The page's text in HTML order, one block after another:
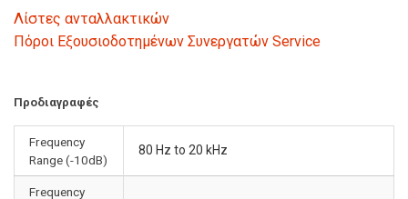
Λίστες ανταλλακτικών
Πόροι Εξουσιοδοτημένων Συνεργατών Service
Προδιαγραφές
Frequency
Range (-10dB)
80 Hz to 20 kHz
Frequency